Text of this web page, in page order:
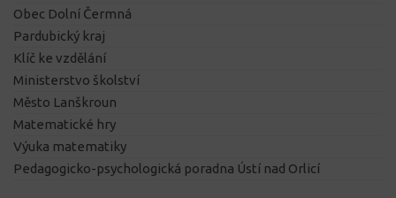
Obec Dolní Čermná
Pardubický kraj
Klíč ke vzdělání
Ministerstvo školství
Město Lanškroun
Matematické hry
Výuka matematiky
Pedagogicko-psychologická poradna Ústí nad Orlicí